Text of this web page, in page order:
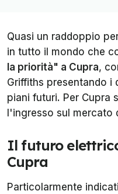
Quasi un raddoppio
in tutto il mondo che
la priorità" a Cupra,
Griffiths presentando i
piani futuri. Per Cupra
l'ingresso sul mercato
Il futuro
Cupra
Particolarmente